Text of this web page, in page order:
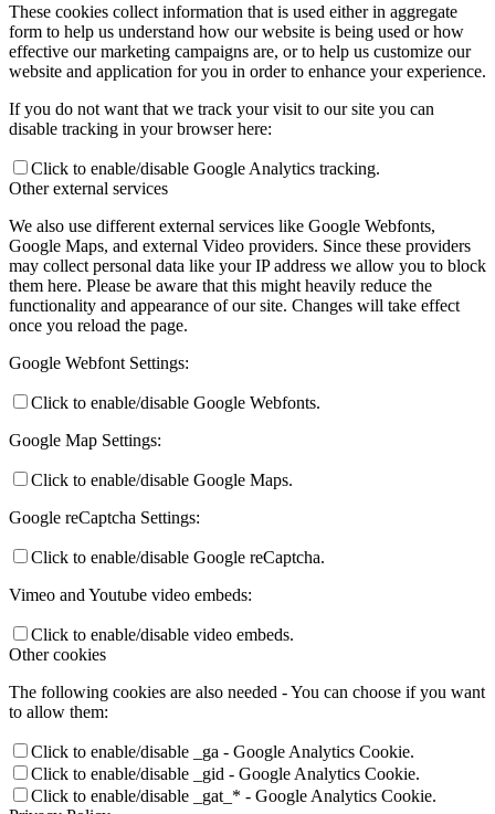
These cookies collect information that is used either in aggregate
form to help us understand how our website is being used or how
effective our marketing campaigns are, or to help us customize our
website and application for you in order to enhance your experience.
If you do not want that we track your visit to our site you can
disable tracking in your browser here:
Click to enable/disable Google Analytics tracking.
Other external services
We also use different external services like Google Webfonts,
Google Maps, and external Video providers. Since these providers
may collect personal data like your IP address we allow you to block
them here. Please be aware that this might heavily reduce the
functionality and appearance of our site. Changes will take effect
once you reload the page.
Google Webfont Settings:
Click to enable/disable Google Webfonts.
Google Map Settings:
Click to enable/disable Google Maps.
Google reCaptcha Settings:
Click to enable/disable Google reCaptcha.
Vimeo and Youtube video embeds:
Click to enable/disable video embeds.
Other cookies
The following cookies are also needed - You can choose if you want
to allow them:
Click to enable/disable _ga - Google Analytics Cookie.
Click to enable/disable _gid - Google Analytics Cookie.
Click to enable/disable _gat_* - Google Analytics Cookie.